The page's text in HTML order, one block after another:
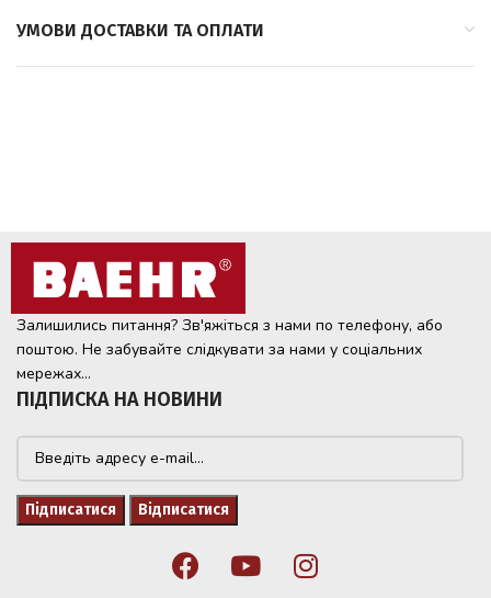
УМОВИ ДОСТАВКИ ТА ОПЛАТИ
Залишились питання? Зв'яжіться з нами по телефону, або
поштою. Не забувайте слідкувати за нами у соціальних
мережах...
ПІДПИСКА НА НОВИНИ